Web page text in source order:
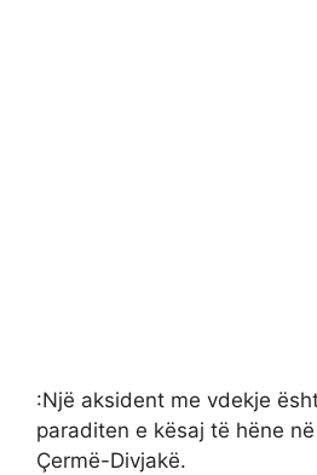
:Një aksident me vdekje
paraditen e kësaj të hëne
Çermë-Divjakë.